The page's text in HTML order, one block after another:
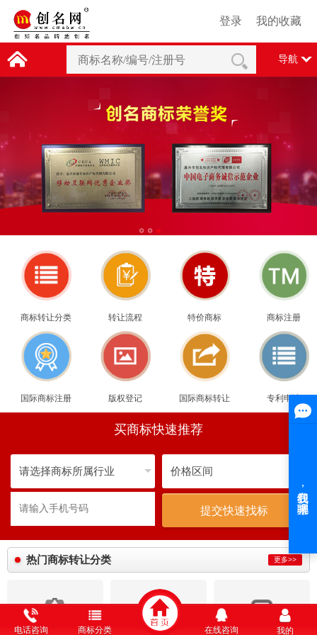
登录 我的收藏
导航
商标转让分类 转让流程 特价商标 商标注册
国际商标注册 版权登记 国际商标转让 专利申请
买商标快速推荐
提交快速找标
热门商标转让分类 更多>>
电话咨询 商标分类 在线咨询 我的